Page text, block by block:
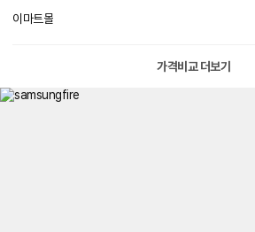
이마트몰
가격비교 더보기